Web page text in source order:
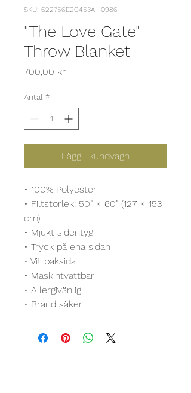
SKU: 622756E2C453A_10986
"The Love Gate"
Throw Blanket
700,00 krPris
Antal *
Lägg i kundvagn
• 100% Polyester
• Filtstorlek: 50" × 60" (127 × 153
cm)
• Mjukt sidentyg
• Tryck på ena sidan
• Vit baksida
• Maskintvättbar
• Allergivänlig
• Brand säker